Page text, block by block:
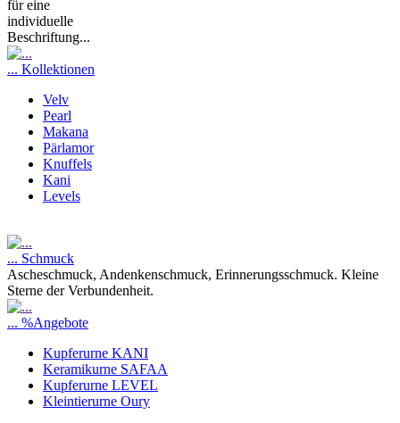
für eine
individuelle
Beschriftung...
... Kollektionen
Velv
Pearl
Makana
Pärlamor
Knuffels
Kani
Levels
... Schmuck
Ascheschmuck, Andenkenschmuck, Erinnerungsschmuck. Kleine
Sterne der Verbundenheit.
... %Angebote
Kupferurne KANI
Keramikurne SAFAA
Kupferurne LEVEL
Kleintierurne Oury